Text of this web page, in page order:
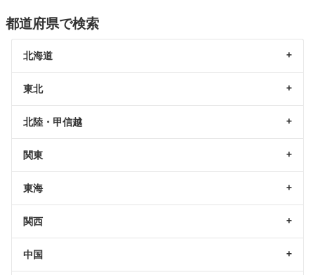
都道府県で検索
北海道
東北
北陸・甲信越
関東
東海
関西
中国